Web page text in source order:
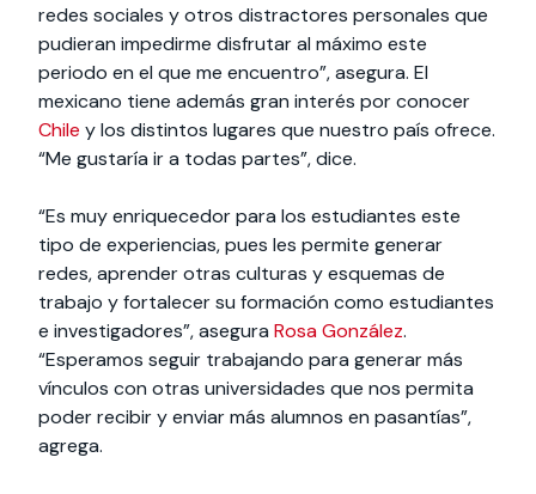
redes sociales y otros distractores personales que
pudieran impedirme disfrutar al máximo este
periodo en el que me encuentro”, asegura. El
mexicano tiene además gran interés por conocer
Chile y los distintos lugares que nuestro país ofrece.
“Me gustaría ir a todas partes”, dice.
“Es muy enriquecedor para los estudiantes este
tipo de experiencias, pues les permite generar
redes, aprender otras culturas y esquemas de
trabajo y fortalecer su formación como estudiantes
e investigadores”, asegura Rosa González.
“Esperamos seguir trabajando para generar más
vínculos con otras universidades que nos permita
poder recibir y enviar más alumnos en pasantías”,
agrega.